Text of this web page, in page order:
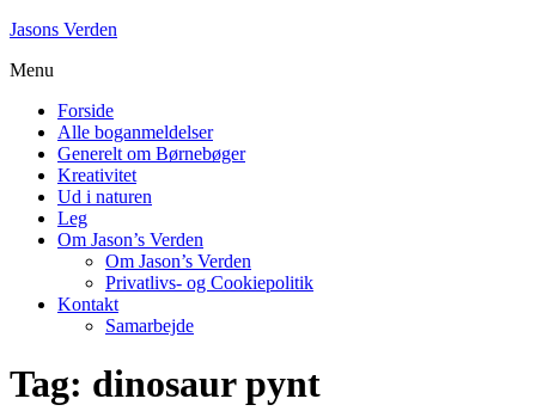
Skip
content
Jasons Verden
Menu
Forside
Alle boganmeldelser
Generelt om Børnebøger
Kreativitet
Ud i naturen
Leg
Om Jason’s Verden
Om Jason’s Verden
Privatlivs- og Cookiepolitik
Kontakt
Samarbejde
Tag: dinosaur pynt